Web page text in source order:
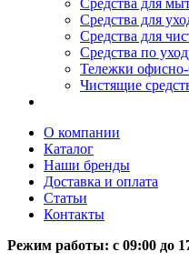
Средства для
Средства для
Средства по
Тележки
Чистящие
О компании
Каталог
Наши бренды
Доставка и оплата
Статьи
Контакты
Режим работы: c 09:00 до